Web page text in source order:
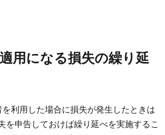
用になる損失の繰り延
利用した場合に損失が発生したときは
を申告しておけば繰り延べを実施するこ